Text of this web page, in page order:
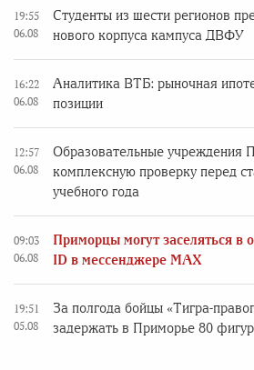
19:55
06.08
Студенты из шести регионов
нового корпуса кампуса ДВФУ
16:22
06.08
Аналитика ВТБ: рыночная
позиции
12:57
06.08
Образовательные учреждения
комплексную проверку перед
учебного года
09:03
06.08
Приморцы могут заселяться в
ID в мессенджере MAX
19:51
05.08
За полгода бойцы «Тигра-
задержать в Приморье 80